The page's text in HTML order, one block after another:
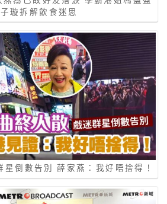
璇拆解飲食迷思
倒數告別 薛家燕：我好唔捨得！